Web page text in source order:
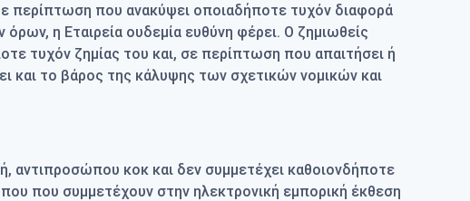
περίπτωση που ανακύψει οποιαδήποτε τυχόν διαφορά
η Εταιρεία ουδεμία ευθύνη φέρει. Ο ζημιωθείς
τυχόν ζημίας του και, σε περίπτωση που απαιτήσει ή
και το βάρος της κάλυψης των σχετικών νομικών και
αντιπροσώπου κοκ και δεν συμμετέχει καθοιονδήποτε
που συμμετέχουν στην ηλεκτρονική εμπορική έκθεση